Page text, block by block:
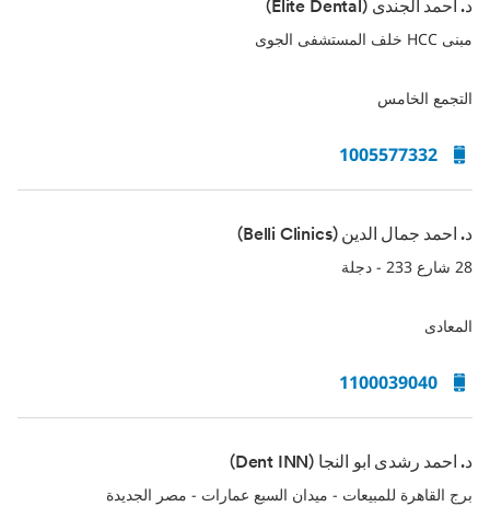
د. احمد الجندى (Elite Dental)
مبنى HCC خلف المستشفى الجوى
التجمع الخامس
1005577332
د. احمد جمال الدين (Belli Clinics)
28 شارع 233 - دجلة
المعادى
1100039040
د. احمد رشدى ابو النجا (Dent INN)
برج القاهرة للمبيعات - ميدان السبع عمارات - مصر الجديدة